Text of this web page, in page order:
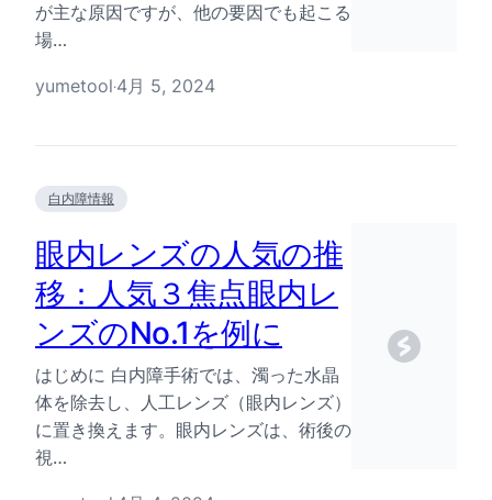
が主な原因ですが、他の要因でも起こる
場…
yumetool·4月 5, 2024
白内障情報
眼内レンズの人気の推
移：人気３焦点眼内レ
ンズのNo.1を例に
はじめに 白内障手術では、濁った水晶
体を除去し、人工レンズ（眼内レンズ）
に置き換えます。眼内レンズは、術後の
視…